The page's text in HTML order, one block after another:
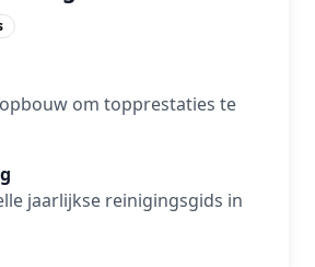
om topprestaties te
jaarlijkse reinigingsgids in